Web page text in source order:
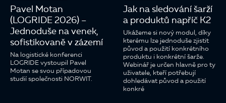
Pavel Motan
(LOGRIDE 2026) –
Jednoduše na venek,
sofistikovaně v zázemí
Na logistické konferenci
LOGRIDE vystoupil Pavel
Motan se svou případovou
studií společnosti NORWIT.
Jak na sledování šarží
a produktů napříč K2
Ukážeme si nový modul, díky
kterému lze jednoduše zjistit
původ a použití konkrétního
produktu i konkrétní šarže.
Webinář je určen hlavně pro ty
uživatele, kteří potřebují
dohledávat původ a použití
konkré